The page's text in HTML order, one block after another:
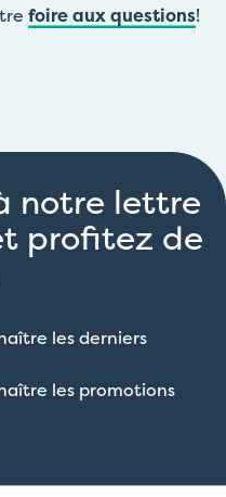
foire aux questions!
notre lettre
profitez de
les derniers
les promotions